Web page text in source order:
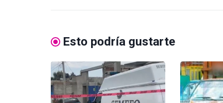
Esto podría gustarte